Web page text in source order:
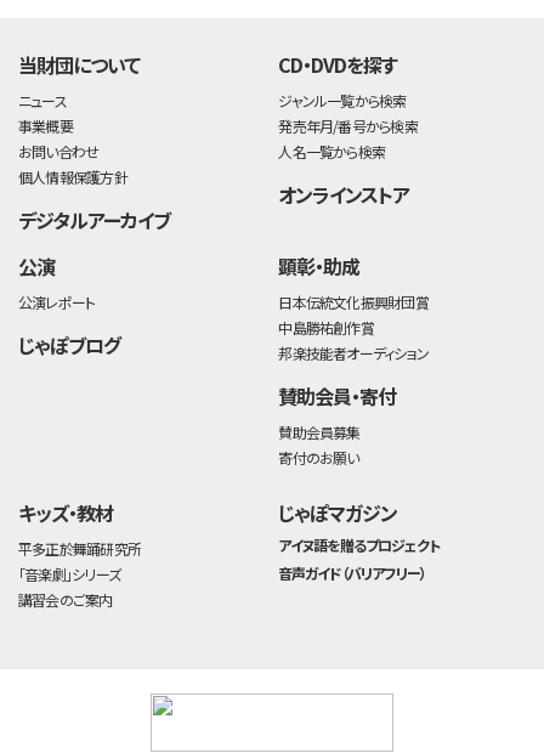
当財団について
ニュース
事業概要
お問い合わせ
個人情報保護方針
デジタルアーカイブ
CD・DVDを探す
ジャンル一覧から検索
発売年月/番号から検索
人名一覧から検索
オンラインストア
公演
公演レポート
じゃぽブログ
顕彰・助成
日本伝統文化振興財団賞
中島勝祐創作賞
邦楽技能者オーディション
賛助会員・寄付
賛助会員募集
寄付のお願い
キッズ・教材
平多正於舞踊研究所
「音楽劇」シリーズ
講習会のご案内
じゃぽマガジン
アイヌ語を贈るプロジェクト
音声ガイド（バリアフリー）